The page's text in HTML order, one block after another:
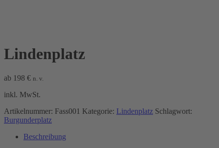
Lindenplatz
ab 198 € n. v.
inkl. MwSt.
Artikelnummer: Fass001 Kategorie: Lindenplatz Schlagwort:
Burgunderplatz
Beschreibung